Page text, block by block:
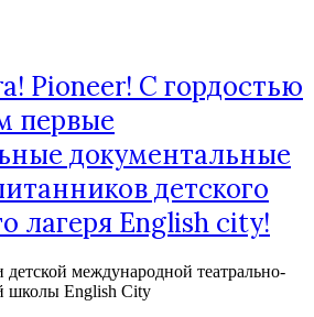
Pioneer! С гордостью
первые
документальные
детского
лагеря English city!
детской международной театрально-
школы English City